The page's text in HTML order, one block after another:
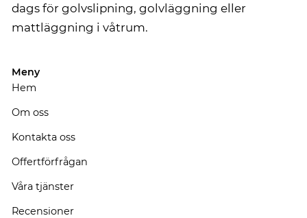
dags för golvslipning, golvläggning eller
mattläggning i våtrum.
Meny
Hem
Om oss
Kontakta oss
Offertförfrågan
Våra tjänster
Recensioner